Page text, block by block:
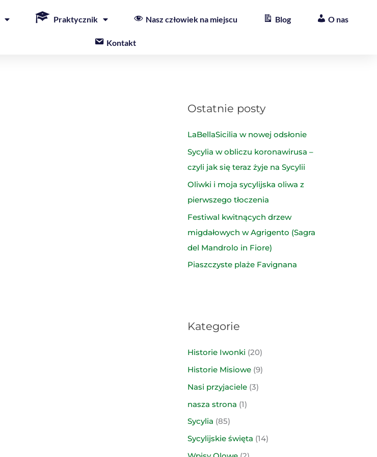
Praktycznik Nasz człowiek na miejscu Blog O nas
Kontakt
Ostatnie posty
LaBellaSicilia w nowej odsłonie
Sycylia w obliczu koronawirusa –
czyli jak się teraz żyje na Sycylii
Oliwki i moja sycylijska oliwa z
pierwszego tłoczenia
Festiwal kwitnących drzew
migdałowych w Agrigento (Sagra
del Mandrolo in Fiore)
Piaszczyste plaże Favignana
Kategorie
Historie Iwonki (20)
Historie Misiowe (9)
Nasi przyjaciele (3)
nasza strona (1)
Sycylia (85)
Sycylijskie święta (14)